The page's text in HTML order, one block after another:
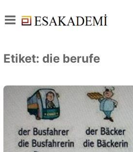
Etiket: die berufe